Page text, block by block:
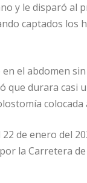
y le disparó al
captados los
el abdomen
durara casi
colocada
de enero del
la Carretera